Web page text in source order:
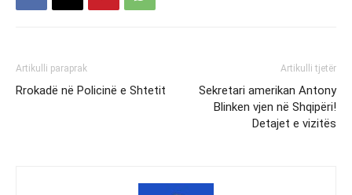
Artikulli paraprak
Rrokadë në Policinë e Shtetit
Artikulli tjetër
Sekretari amerikan Antony
Blinken vjen në Shqipëri!
Detajet e vizitës